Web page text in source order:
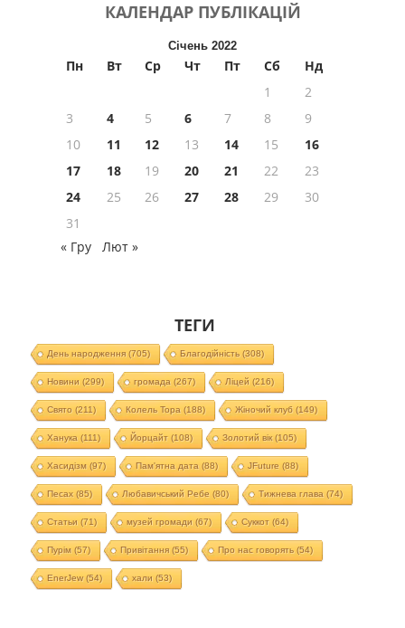
КАЛЕНДАР ПУБЛІКАЦІЙ
Січень 2022
Пн Вт Ср Чт Пт Сб
Нд
1
2
3
4 5 6 7 8
9
10
11 12 13 14 15
16
17
18 19 20 21 22
23
24
25 26 27 28 29
30
31
« Гру
Лют »
ТЕГИ
День народження(705) Благодійність(308)
Новини (299) громада (267) Ліцей (216)
Свято (211) Колель Тора (188) Жіночий клуб (149)
Ханука (111) Йорцайт (108) Золотий вік(105)
Хасидізм (97) Пам'ятна дата (88) JFuture (88)
Песах(85) Любавичський Ребе (80) Тижнева глава (74)
Статьи (71) музей громади (67) Суккот (64)
Пурім (57) Привітання(55) Про нас говорять(54)
EnerJew(54) хали (53)